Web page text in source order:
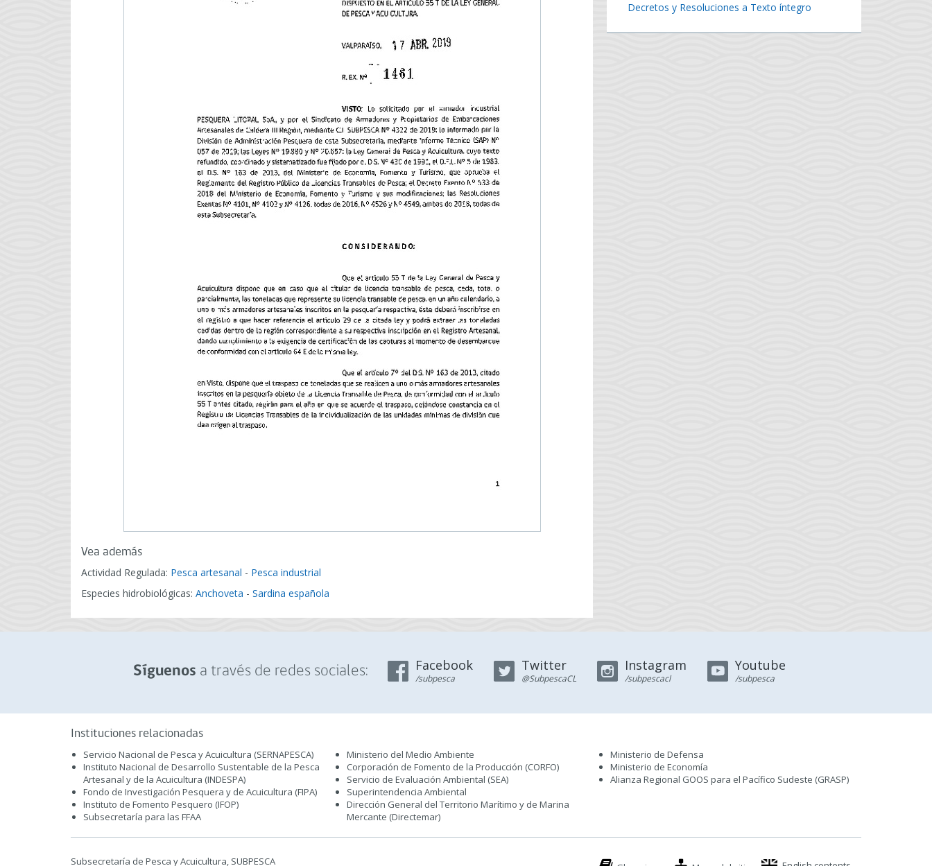
Vea además
Actividad Regulada: Pesca artesanal - Pesca industrial
Especies hidrobiológicas: Anchoveta - Sardina española
Decretos y Resoluciones a Texto íntegro
Síguenos a través de redes sociales: Facebook
/subpesca
Twitter
@SubpescaCL
Instagram
/subpescacl
Youtube
/subpesca
Instituciones relacionadas
Servicio Nacional de Pesca y Acuicultura (SERNAPESCA)
Instituto Nacional de Desarrollo Sustentable de la Pesca
Artesanal y de la Acuicultura (INDESPA)
Fondo de Investigación Pesquera y de Acuicultura (FIPA)
Instituto de Fomento Pesquero (IFOP)
Subsecretaría para las FFAA
Ministerio del Medio Ambiente
Corporación de Fomento de la Producción (CORFO)
Servicio de Evaluación Ambiental (SEA)
Superintendencia Ambiental
Dirección General del Territorio Marítimo y de Marina
Mercante (Directemar)
Ministerio de Defensa
Ministerio de Economía
Alianza Regional GOOS para el Pacífico Sudeste (GRASP)
Subsecretaría de Pesca y Acuicultura, SUBPESCA